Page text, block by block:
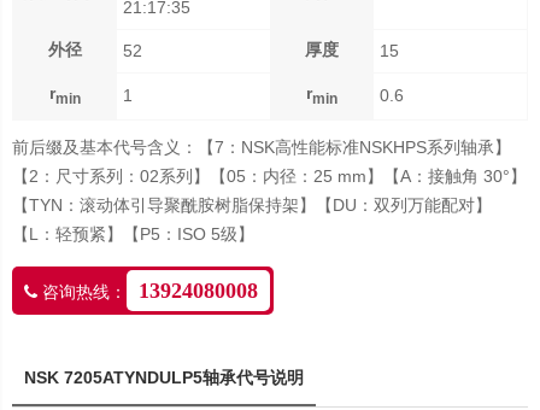
21:17:35
外径 52 厚度 15
rmin 1 rmin 0.6
前后缀及基本代号含义：【7：NSK高性能标准NSKHPS系列轴承】
【2：尺寸系列：02系列】【05：内径：25 mm】【A：接触角 30°】
【TYN：滚动体引导聚酰胺树脂保持架】【DU：双列万能配对】
【L：轻预紧】【P5：ISO 5级】
咨询热线： 13924080008
NSK 7205ATYNDULP5轴承代号说明